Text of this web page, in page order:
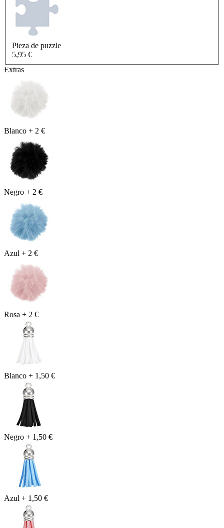
Pieza de puzzle
5,95 €
Extras
Blanco + 2 €
Negro + 2 €
Azul + 2 €
Rosa + 2 €
Blanco + 1,50 €
Negro + 1,50 €
Azul + 1,50 €